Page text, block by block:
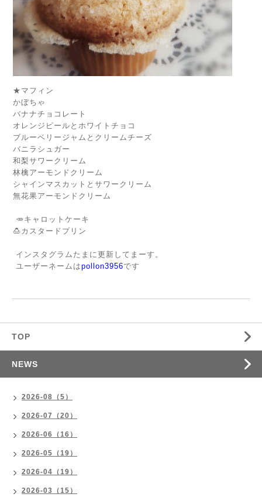
★マフィン
かぼちゃ
バナナチョコレート
オレンジピールとホワイトチョコ
ブルーベリージャムとクリームチーズ
バニラシュガー
和梨サワークリーム
林檎アーモンドクリーム
シャインマスカットとサワークリーム
無花果アーモンドクリーム
🥕キャロットケーキ
🍮カスタードプリン
インスタグラムたまに更新してまーす。
ユーザーネームはpollon3956です
TOP
NEWS
2026-08（5）
2026-07（20）
2026-06（16）
2026-05（19）
2026-04（19）
2026-03（15）